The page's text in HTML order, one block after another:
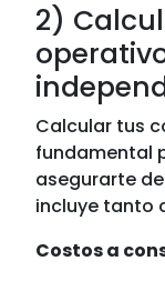
2)
Calcular tus
fundamental
asegurarte
incluye tanto
Costos a